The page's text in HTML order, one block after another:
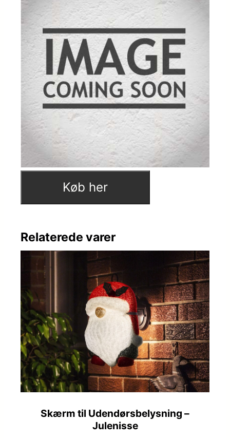
Køb her
Relaterede varer
Skærm til Udendørsbelysning –
Julenisse